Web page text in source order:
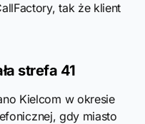
tak że klient
strefa 41
Kielcom w okresie
gdy miasto